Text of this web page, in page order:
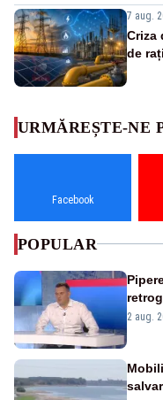
7 aug.
Criza
de
URMĂREȘTE-NE
Facebook
POPULAR
2 aug.